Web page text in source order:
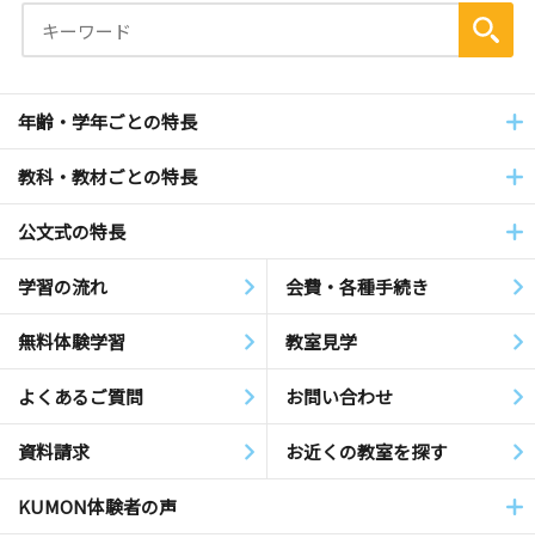
年齢・学年ごとの特長
教科・教材ごとの特長
公文式の特長
学習の流れ 会費・各種手続き
無料体験学習 教室見学
よくあるご質問 お問い合わせ
資料請求 お近くの教室を探す
KUMON体験者の声